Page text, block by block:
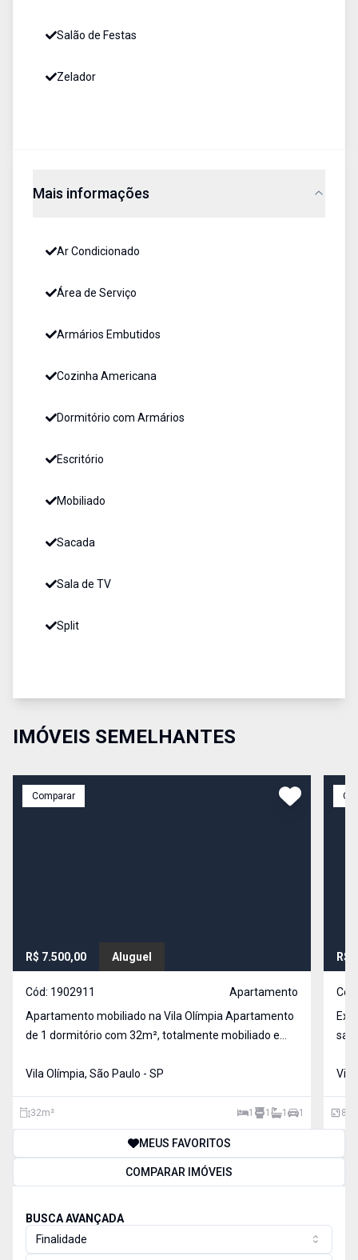
Salão de Festas
Zelador
Mais informações
Ar Condicionado
Área de Serviço
Armários Embutidos
Cozinha Americana
Dormitório com Armários
Escritório
Mobiliado
Sacada
Sala de TV
Split
IMÓVEIS SEMELHANTES
Comparar
R$ 7.500,00 Aluguel
Cód: 1902911
Apartamento
Apartamento mobiliado na Vila Olímpia Apartamento
de 1 dormitório com 32m², totalmente mobiliado e
cada detalhe. O condomínio conta com lazer
áreas inter
Vila Olímpia, São Paulo - SP
32m² 1 1 1 1
R$
Vila
81
MEUS FAVORITOS
COMPARAR IMÓVEIS
BUSCA AVANÇADA
Finalidade